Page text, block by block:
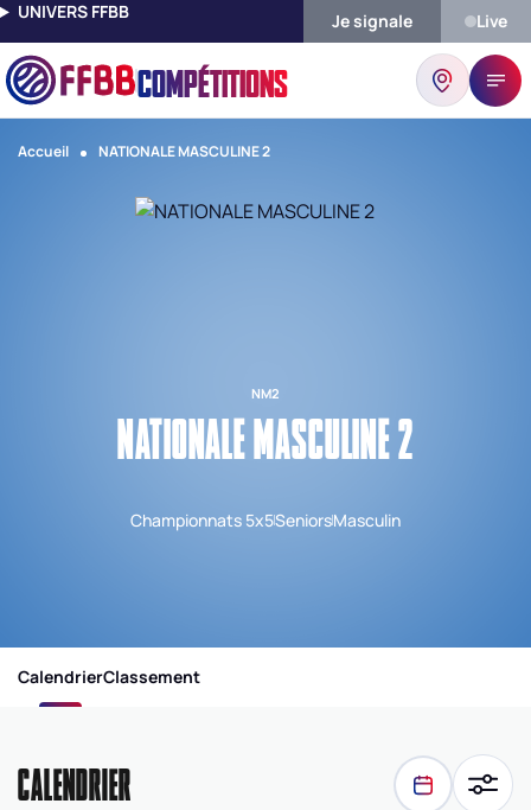
UNIVERS FFBB Je signale Live
COMPÉTITIONS
Accueil NATIONALE MASCULINE 2
NM2
NATIONALE MASCULINE 2
Championnats 5x5SeniorsMasculin
CalendrierClassement
CALENDRIER